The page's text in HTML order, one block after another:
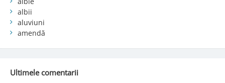
albii
aluviuni
amendă
Ultimele comentarii